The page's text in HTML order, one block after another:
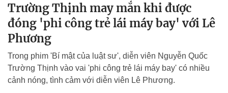
Trường Thịnh may mắn khi được
đóng 'phi công trẻ lái máy bay' với Lê
Phương
Trong phim 'Bí mật của luật sư', diễn viên Nguyễn Quốc
Trường Thịnh vào vai 'phi công trẻ lái máy bay' có nhiều
cảnh nóng, tình cảm với diễn viên Lê Phương.